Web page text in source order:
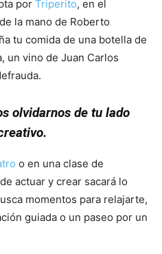
por Triperito, en el
la mano de Roberto
tu comida de una botella de
un vino de Juan Carlos
olvidarnos de tu lado
o en una clase de
actuar y crear sacará lo
momentos para relajarte,
guiada o un paseo por un